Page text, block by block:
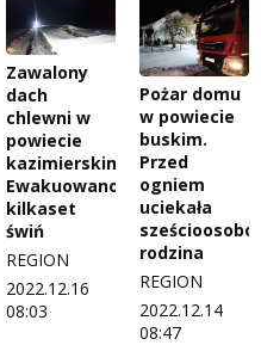
Zawalony
dach
chlewni w
powiecie
kazimierskim.
Ewakuowano
kilkaset
świń
REGION
2022.12.16
08:03
Pożar domu
w powiecie
buskim.
Przed
ogniem
uciekała
rodzina
REGION
2022.12.14
08:47